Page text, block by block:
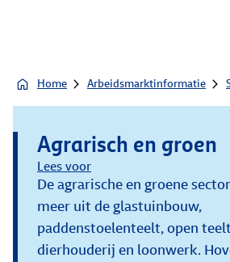
Home Arbeidsmarktinformatie
Agrarisch en groen
Lees voor
De agrarische en groene
meer uit de glastuinbouw,
paddenstoelenteelt, open
dierhouderij en loonwerk.